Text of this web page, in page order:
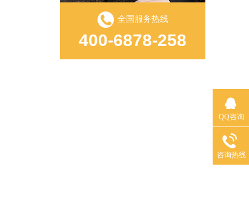
全国服务热线
400-6878-258
QQ咨询
咨询热线